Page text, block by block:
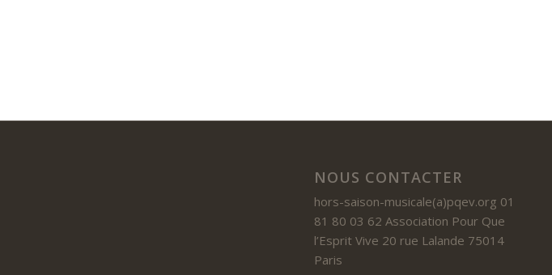
NOUS CONTACTER
hors-saison-musicale(a)pqev.org 01
81 80 03 62 Association Pour Que
l’Esprit Vive 20 rue Lalande 75014
Paris